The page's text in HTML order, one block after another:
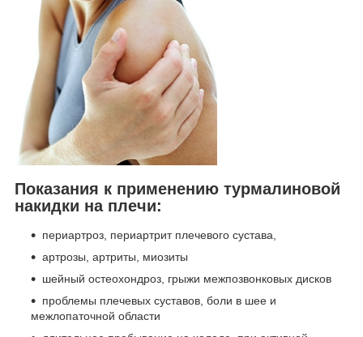
Показания к применению турмалиновой
накидки на плечи:
периартроз, периартрит плечевого сустава,
артрозы, артриты, миозиты
шейный остеохондроз, грыжи межпозвонковых дисков
проблемы плечевых суставов, боли в шее и
межлопаточной области